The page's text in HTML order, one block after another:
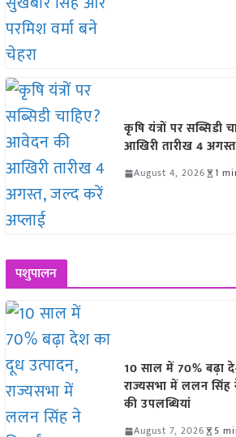
कृषि यंत्रों पर सब्सिडी
आखिरी तारीख 4
August 4, 2026 1
पशुपालन
10 साल में 70% बढ़ा
राज्यसभा में ललन सिंह
की उपलब्धियां
August 7, 2026 5